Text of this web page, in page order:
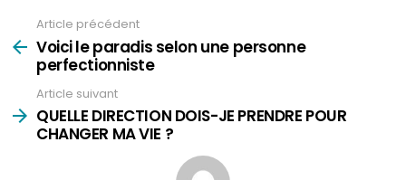
plus
Article précédent
Voici le paradis selon une personne
perfectionniste
Article suivant
QUELLE DIRECTION DOIS-JE PRENDRE POUR
CHANGER MA VIE ?